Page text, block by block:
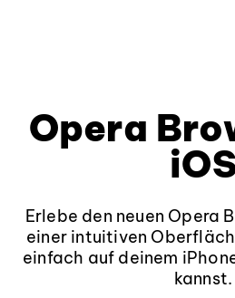
Opera
Erlebe den neuen Opera
einer intuitiven
einfach auf deinem
kannst.